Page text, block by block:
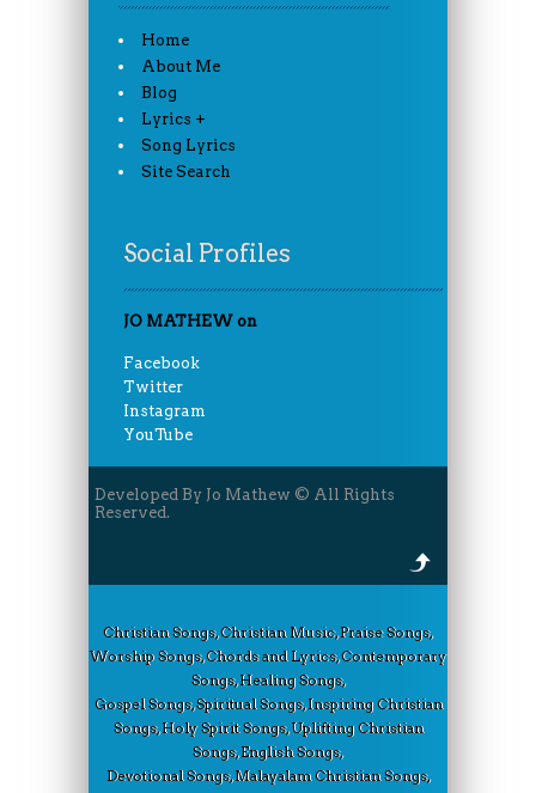
Home
About Me
Blog
Lyrics +
Song Lyrics
Site Search
Social Profiles
JO MATHEW on
Facebook
Twitter
Instagram
YouTube
Developed By Jo Mathew © All Rights
Reserved.
Christian Songs, Christian Music, Praise Songs,
Worship Songs, Chords and Lyrics, Contemporary
Songs, Healing Songs,
Gospel Songs, Spiritual Songs, Inspiring Christian
Songs, Holy Spirit Songs, Uplifting Christian
Songs, English Songs,
Devotional Songs, Malayalam Christian Songs,